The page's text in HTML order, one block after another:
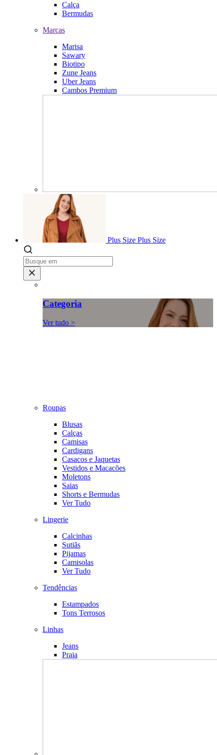
Calça
Bermudas
Marcas
Marisa
Sawary
Biotipo
Zune Jeans
Uber Jeans
Cambos Premium
Plus Size Plus Size
Categoria
Ver tudo >
Roupas
Blusas
Calças
Camisas
Cardigans
Casacos e Jaquetas
Vestidos e Macacões
Moletons
Saias
Shorts e Bermudas
Ver Tudo
Lingerie
Calcinhas
Sutiãs
Pijamas
Camisolas
Ver Tudo
Tendências
Estampados
Tons Terrosos
Linhas
Jeans
Praia